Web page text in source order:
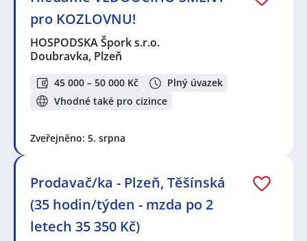
pro KOZLOVNU!
HOSPODSKA Špork s.r.o.
Doubravka, Plzeň
45 000 – 50 000 Kč
Plný úvazek
Vhodné také pro cizince
Zveřejněno: 5. srpna
Prodavač/ka - Plzeň, Těšínská
(35 hodin/týden - mzda po 2
letech 35 350 Kč)